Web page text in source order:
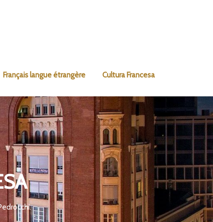
Français langue étrangère Cultura Francesa